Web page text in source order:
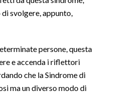
svolgere, appunto,
persone, questa
e accenda i riflettori
che la Sindrome di
ma un diverso modo di